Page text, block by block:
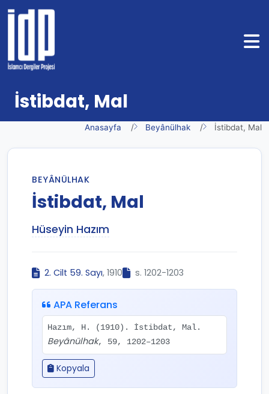
İstibdat, Mal
Anasayfa Beyânülhak İstibdat, Mal
BEYÂNÜLHAK
İstibdat, Mal
Hüseyin Hazım
2. Cilt 59. Sayı, 1910 s. 1202-1203
APA Referans
Hazım, H. (1910). İstibdat, Mal.
Beyânülhak, 59, 1202–1203
Kopyala